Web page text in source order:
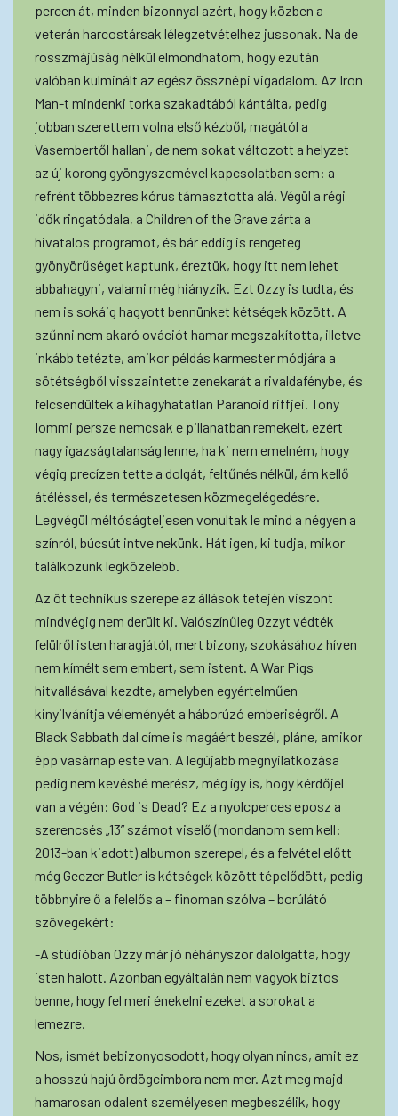
percen át, minden bizonnyal azért, hogy közben a
veterán harcostársak lélegzetvételhez jussonak. Na de
rosszmájúság nélkül elmondhatom, hogy ezután
valóban kulminált az egész össznépi vigadalom. Az Iron
Man-t mindenki torka szakadtából kántálta, pedig
jobban szerettem volna első kézből, magától a
Vasembertől hallani, de nem sokat változott a helyzet
az új korong gyöngyszemével kapcsolatban sem: a
refrént többezres kórus támasztotta alá. Végül a régi
idők ringatódala, a Children of the Grave zárta a
hivatalos programot, és bár eddig is rengeteg
gyönyörűséget kaptunk, éreztük, hogy itt nem lehet
abbahagyni, valami még hiányzik. Ezt Ozzy is tudta, és
nem is sokáig hagyott bennünket kétségek között. A
szűnni nem akaró ovációt hamar megszakította, illetve
inkább tetézte, amikor példás karmester módjára a
sötétségből visszaintette zenekarát a rivaldafénybe, és
felcsendültek a kihagyhatatlan Paranoid riffjei. Tony
Iommi persze nemcsak e pillanatban remekelt, ezért
nagy igazságtalanság lenne, ha ki nem emelném, hogy
végig precízen tette a dolgát, feltűnés nélkül, ám kellő
átéléssel, és természetesen közmegelégedésre.
Legvégül méltóságteljesen vonultak le mind a négyen a
színról, búcsút intve nekünk. Hát igen, ki tudja, mikor
találkozunk legközelebb.
Az öt technikus szerepe az állások tetején viszont
mindvégig nem derült ki. Valószínűleg Ozzyt védték
felülről isten haragjától, mert bizony, szokásához híven
nem kímélt sem embert, sem istent. A War Pigs
hitvallásával kezdte, amelyben egyértelműen
kinyilvánítja véleményét a háborúzó emberiségről. A
Black Sabbath dal címe is magáért beszél, pláne, amikor
épp vasárnap este van. A legújabb megnyilatkozása
pedig nem kevésbé merész, még így is, hogy kérdőjel
van a végén: God is Dead? Ez a nyolcperces eposz a
szerencsés „13” számot viselő (mondanom sem kell:
2013-ban kiadott) albumon szerepel, és a felvétel előtt
még Geezer Butler is kétségek között tépelődött, pedig
többnyire ő a felelős a – finoman szólva – borúlátó
szövegekért:
-A stúdióban Ozzy már jó néhányszor dalolgatta, hogy
isten halott. Azonban egyáltalán nem vagyok biztos
benne, hogy fel meri énekelni ezeket a sorokat a
lemezre.
Nos, ismét bebizonyosodott, hogy olyan nincs, amit ez
a hosszú hajú ördögcimbora nem mer. Azt meg majd
hamarosan odalent személyesen megbeszélik, hogy